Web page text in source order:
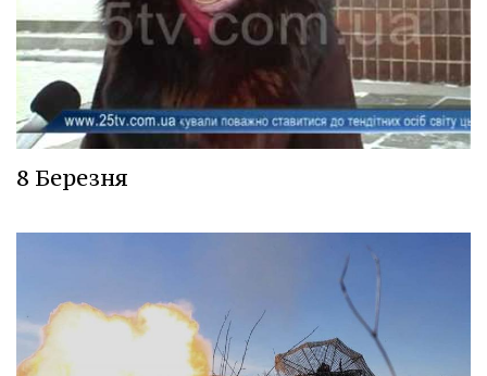
8 Березня